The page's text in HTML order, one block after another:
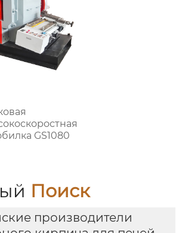
GS1080
Поиск
производители